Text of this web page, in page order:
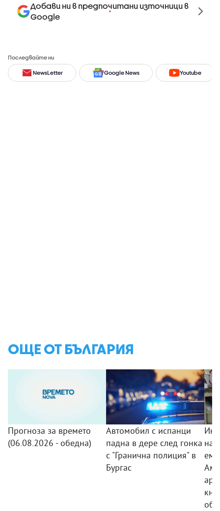
Добави ни в предпочитани източници в
Google
Последвайте ни
NewsLetter Google News Youtube
ОЩЕ ОТ БЪЛГАРИЯ
Прогноза за времето
(06.08.2026 - обедна)
Автомобил с испанци
падна в дере след гонка
с "Гранична полиция" в
Бургас
на